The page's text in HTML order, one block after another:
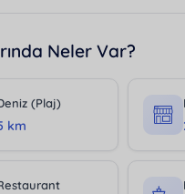
Neler Var?
(Plaj)
km